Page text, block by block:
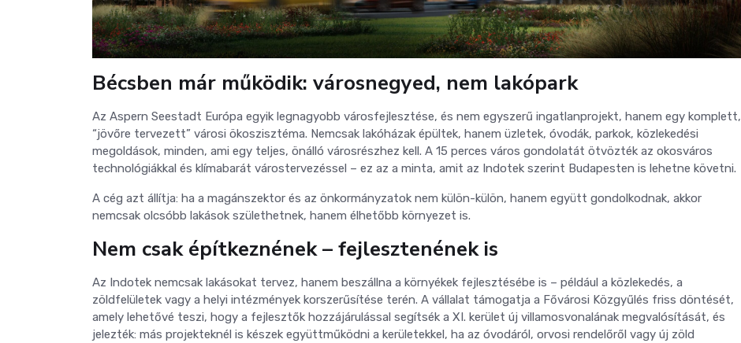
Bécsben már működik: városnegyed, nem lakópark
Az Aspern Seestadt Európa egyik legnagyobb városfejlesztése, és nem egyszerű ingatlanprojekt, hanem egy komplett,
“jövőre tervezett” városi ökoszisztéma. Nemcsak lakóházak épültek, hanem üzletek, óvodák, parkok, közlekedési
megoldások, minden, ami egy teljes, önálló városrészhez kell. A 15 perces város gondolatát ötvözték az okosváros
technológiákkal és klímabarát várostervezéssel – ez az a minta, amit az Indotek szerint Budapesten is lehetne követni.
A cég azt állítja: ha a magánszektor és az önkormányzatok nem külön-külön, hanem együtt gondolkodnak, akkor
nemcsak olcsóbb lakások születhetnek, hanem élhetőbb környezet is.
Nem csak építkeznének – fejlesztenének is
Az Indotek nemcsak lakásokat tervez, hanem beszállna a környékek fejlesztésébe is – például a közlekedés, a
zöldfelületek vagy a helyi intézmények korszerűsítése terén. A vállalat támogatja a Fővárosi Közgyűlés friss döntését,
amely lehetővé teszi, hogy a fejlesztők hozzájárulással segítsék a XI. kerület új villamosvonalának megvalósítását, és
jelezték: más projekteknél is készek együttműködni a kerületekkel, ha az óvodáról, orvosi rendelőről vagy új zöld